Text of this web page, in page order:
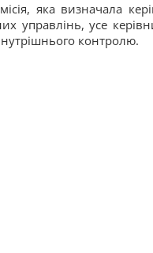
яка визначала
управлінь, усе
контролю.